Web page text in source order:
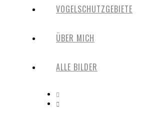
VOGELSCHUTZGEBIETE
ÜBER MICH
ALLE BILDER